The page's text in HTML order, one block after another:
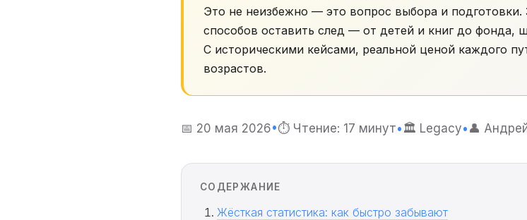
Это не неизбежно — это вопрос выбора и
способов оставить след — от детей и книг до фонда,
С историческими кейсами, реальной ценой каждого
возрастов.
📅 20 мая 2026•⏱ Чтение: 17 минут• 🏛️ Legacy• 👤
СОДЕРЖАНИЕ
Жёсткая статистика: как быстро забывают